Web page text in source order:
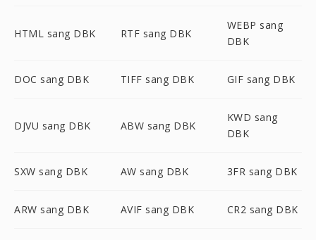
HTML sang DBK RTF sang DBK
WEBP sang
DBK
DOC sang DBK TIFF sang DBK GIF sang DBK
DJVU sang DBK ABW sang DBK
KWD sang
DBK
SXW sang DBK AW sang DBK 3FR sang DBK
ARW sang DBK AVIF sang DBK CR2 sang DBK